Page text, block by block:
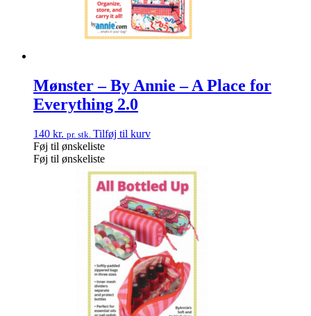
Mønster – By Annie – A Place for
Everything 2.0
140 kr. pr. stk. Tilføj til kurv
Føj til ønskeliste
Føj til ønskeliste